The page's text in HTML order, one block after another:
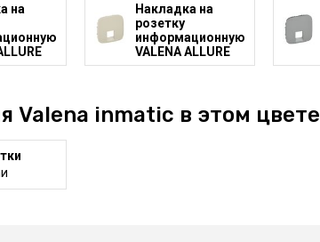
на
Накладка на
розетку
информационную
VALENA ALLURE
Valena inmatic в этом цвете